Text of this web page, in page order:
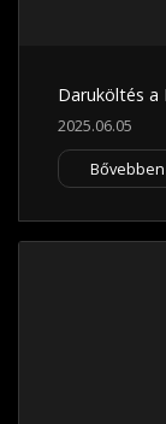
Daruköltés a
2025.06.05
Bővebben